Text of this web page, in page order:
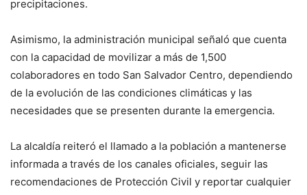
precipitaciones.
Asimismo, la administración municipal señaló que cuenta
con la capacidad de movilizar a más de 1,500
colaboradores en todo San Salvador Centro, dependiendo
de la evolución de las condiciones climáticas y las
necesidades que se presenten durante la emergencia.
La alcaldía reiteró el llamado a la población a mantenerse
informada a través de los canales oficiales, seguir las
recomendaciones de Protección Civil y reportar cualquier